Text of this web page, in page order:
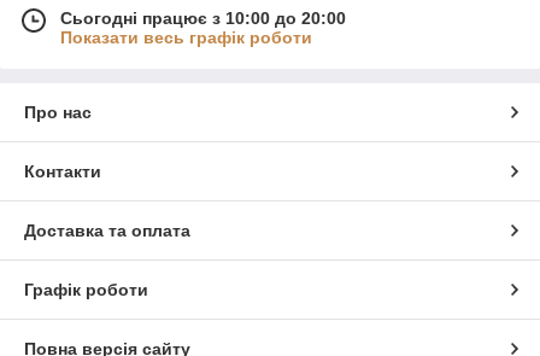
Сьогодні працює з 10:00 до 20:00
Показати весь графік роботи
Про нас
Контакти
Доставка та оплата
Графік роботи
Повна версія сайту